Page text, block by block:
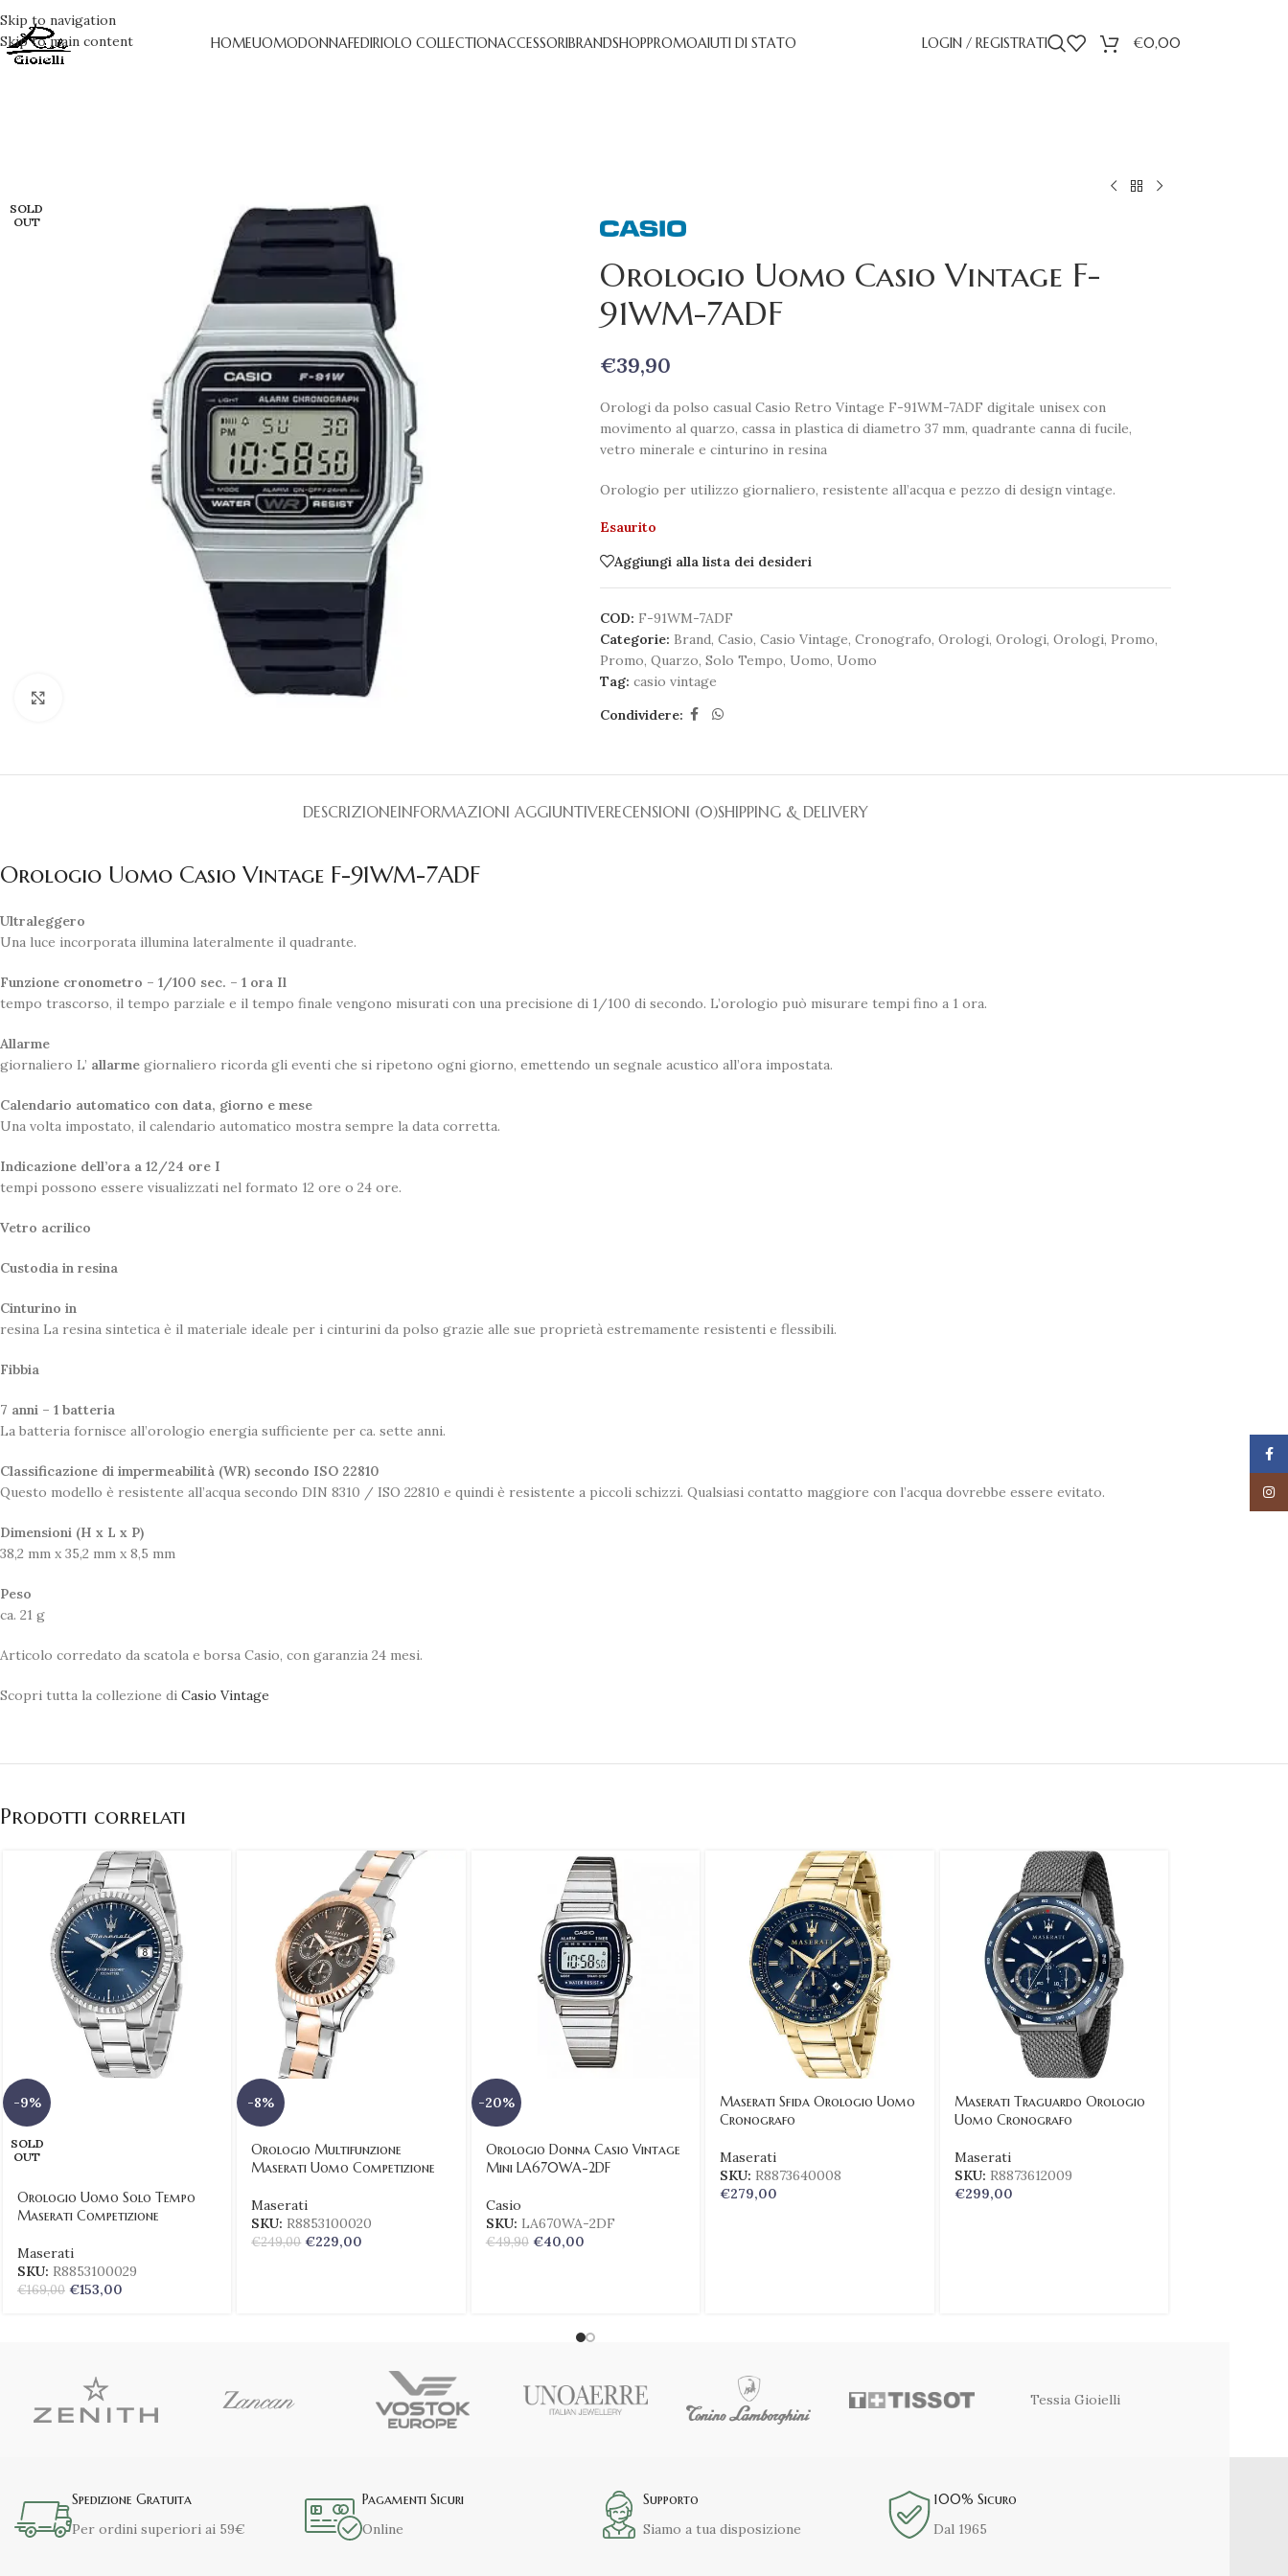
Skip to navigation
Skip to main content
HOMEUOMODONNAFEDIRIOLO COLLECTIONACCESSORIBRANDSHOPPROMOAIUTI DI STATO LOGIN / REGISTRATI €0,00
SOLD
OUT
Orologio Uomo Casio Vintage F-
91WM-7ADF
€39,90
Orologi da polso casual Casio Retro Vintage F-91WM-7ADF digitale unisex con
movimento al quarzo, cassa in plastica di diametro 37 mm, quadrante canna di fucile,
vetro minerale e cinturino in resina
Orologio per utilizzo giornaliero, resistente all’acqua e pezzo di design vintage.
Esaurito
Aggiungi alla lista dei desideri
COD: F-91WM-7ADF
Categorie: Brand, Casio, Casio Vintage, Cronografo, Orologi, Orologi, Orologi, Promo,
Promo, Quarzo, Solo Tempo, Uomo, Uomo
Tag: casio vintage
Condividere:
DESCRIZIONEINFORMAZIONI AGGIUNTIVERECENSIONI (0)SHIPPING & DELIVERY
Orologio Uomo Casio Vintage F-91WM-7ADF
Ultraleggero
Una luce incorporata illumina lateralmente il quadrante.
Funzione cronometro – 1/100 sec. – 1 ora Il
tempo trascorso, il tempo parziale e il tempo finale vengono misurati con una precisione di 1/100 di secondo. L’orologio può misurare tempi fino a 1 ora.
Allarme
giornaliero L’ allarme giornaliero ricorda gli eventi che si ripetono ogni giorno, emettendo un segnale acustico all’ora impostata.
Calendario automatico con data, giorno e mese
Una volta impostato, il calendario automatico mostra sempre la data corretta.
Indicazione dell’ora a 12/24 ore I
tempi possono essere visualizzati nel formato 12 ore o 24 ore.
Vetro acrilico
Custodia in resina
Cinturino in
resina La resina sintetica è il materiale ideale per i cinturini da polso grazie alle sue proprietà estremamente resistenti e flessibili.
Fibbia
7 anni – 1 batteria
La batteria fornisce all’orologio energia sufficiente per ca. sette anni.
Classificazione di impermeabilità (WR) secondo ISO 22810
Questo modello è resistente all’acqua secondo DIN 8310 / ISO 22810 e quindi è resistente a piccoli schizzi. Qualsiasi contatto maggiore con l’acqua dovrebbe essere evitato.
Dimensioni (H x L x P)
38,2 mm x 35,2 mm x 8,5 mm
Peso
ca. 21 g
Articolo corredato da scatola e borsa Casio, con garanzia 24 mesi.
Scopri tutta la collezione di Casio Vintage
Prodotti correlati
-9%
SOLD
OUT
Orologio Uomo Solo Tempo
Maserati Competizione
Maserati
SKU: R8853100029
€169,00 €153,00
-8%
Orologio Multifunzione
Maserati Uomo Competizione
Maserati
SKU: R8853100020
€249,00 €229,00
-20%
Orologio Donna Casio Vintage
Mini LA670WA-2DF
Casio
SKU: LA670WA-2DF
€49,90 €40,00
Maserati Sfida Orologio Uomo
Cronografo
Maserati
SKU: R8873640008
€279,00
Maserati Traguardo Orologio
Uomo Cronografo
Maserati
SKU: R8873612009
€299,00
Tessia Gioielli
Spedizione Gratuita
Per ordini superiori ai 59€
Pagamenti Sicuri
Online
Supporto
Siamo a tua disposizione
100% Sicuro
Dal 1965